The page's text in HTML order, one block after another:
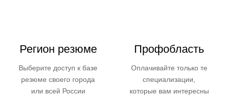
Регион резюме
Выберите доступ к базе
резюме своего города
или всей России
Профобласть
Оплачивайте только те
специализации,
которые вам интересны